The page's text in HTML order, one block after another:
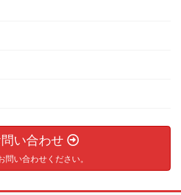
い合わせ
問い合わせください。